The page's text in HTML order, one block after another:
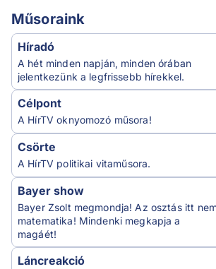
Műsoraink
Híradó
A hét minden napján, minden órában
jelentkezünk a legfrissebb hírekkel.
Célpont
A HírTV oknyomozó műsora!
Csörte
A HírTV politikai vitaműsora.
Bayer show
Bayer Zsolt megmondja! Az osztás itt
matematika! Mindenki megkapja a
magáét!
Láncreakció